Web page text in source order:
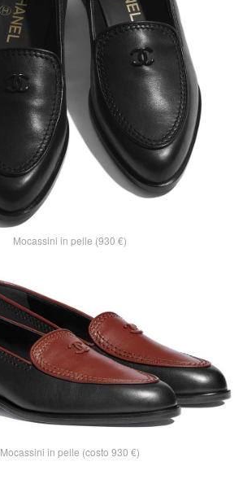
Mocassini in pelle (930 €)
Mocassini in pelle (costo 930 €)